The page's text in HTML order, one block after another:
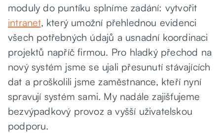
moduly do puntíku splníme zadání: vytvořit
intranet, který umožní přehlednou evidenci
všech potřebných údajů a usnadní koordinaci
projektů napříč firmou. Pro hladký přechod na
nový systém jsme se ujali přesunutí stávajících
dat a proškolili jsme zaměstnance, kteří nyní
spravují systém sami. My nadále zajišťujeme
bezvýpadkový provoz a vyšší uživatelskou
podporu.